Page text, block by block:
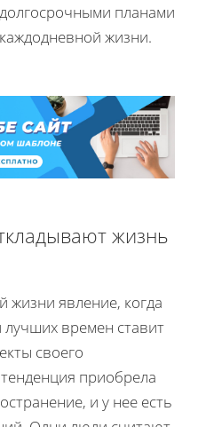
планами
жизни.
жизнь
явление, когда
времен ставит
своего
приобрела
и у нее есть